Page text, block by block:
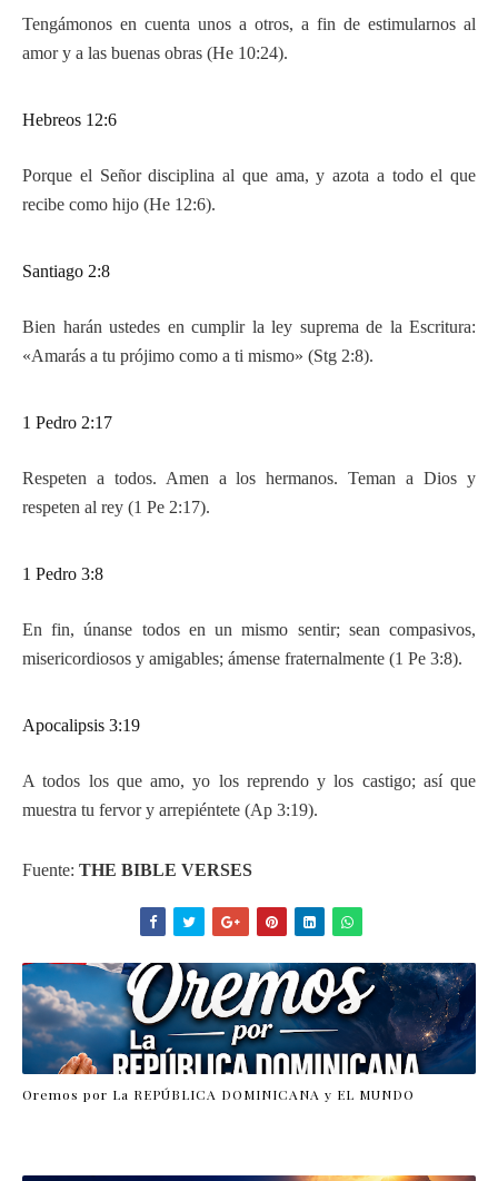
Tengámonos en cuenta unos a otros, a fin de estimularnos al
amor y a las buenas obras (He 10:24).
Hebreos 12:6
Porque el Señor disciplina al que ama, y azota a todo el que
recibe como hijo (He 12:6).
Santiago 2:8
Bien harán ustedes en cumplir la ley suprema de la Escritura:
«Amarás a tu prójimo como a ti mismo» (Stg 2:8).
1 Pedro 2:17
Respeten a todos. Amen a los hermanos. Teman a Dios y
respeten al rey (1 Pe 2:17).
1 Pedro 3:8
En fin, únanse todos en un mismo sentir; sean compasivos,
misericordiosos y amigables; ámense fraternalmente (1 Pe 3:8).
Apocalipsis 3:19
A todos los que amo, yo los reprendo y los castigo; así que
muestra tu fervor y arrepiéntete (Ap 3:19).
Fuente: THE BIBLE VERSES
Oremos por La REPÚBLICA DOMINICANA y EL MUNDO